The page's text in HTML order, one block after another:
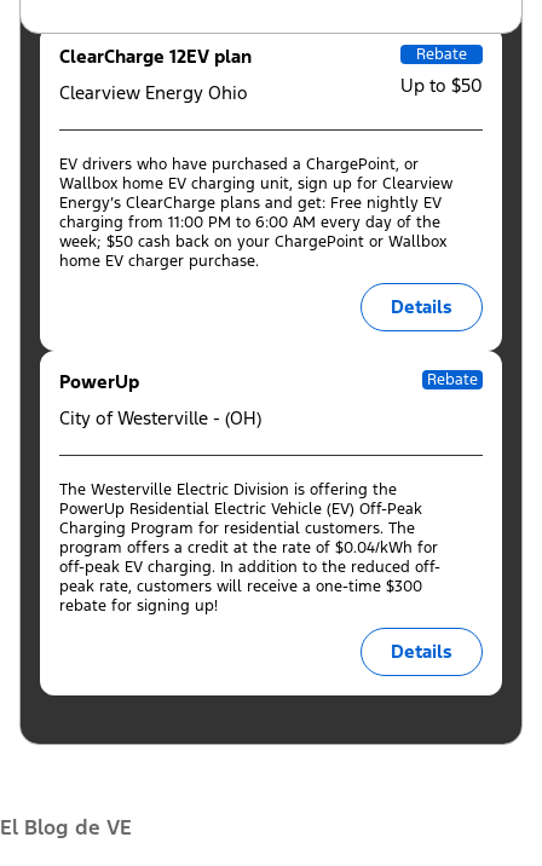
ClearCharge 12EV plan
Clearview Energy Ohio
Rebate
Up to $50
EV drivers who have purchased a ChargePoint, or
Wallbox home EV charging unit, sign up for Clearview
Energy’s ClearCharge plans and get: Free nightly EV
charging from 11:00 PM to 6:00 AM every day of the
week; $50 cash back on your ChargePoint or Wallbox
home EV charger purchase.
Details
PowerUp
City of Westerville - (OH)
Rebate
The Westerville Electric Division is offering the
PowerUp Residential Electric Vehicle (EV) Off-Peak
Charging Program for residential customers. The
program offers a credit at the rate of $0.04/kWh for
off-peak EV charging. In addition to the reduced off-
peak rate, customers will receive a one-time $300
rebate for signing up!
Details
El Blog de VE